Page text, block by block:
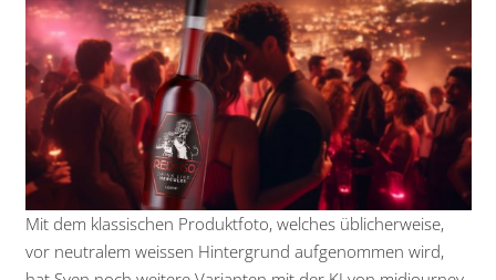
Mit dem klassischen Produktfoto, welches üblicherweise,
vor neutralem weissen Hintergrund aufgenommen wird,